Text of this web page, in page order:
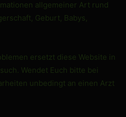
allgemeiner Art rund
Geburt, Babys,
ersetzt diese Website in
Wendet Euch bitte bei
unbedingt an einen Arzt